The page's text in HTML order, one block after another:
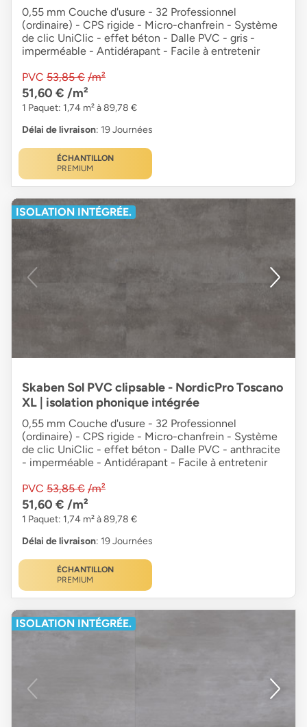
0,55 mm Couche d'usure - 32 Professionnel
(ordinaire) - CPS rigide - Micro-chanfrein - Système
de clic UniClic - effet béton - Dalle PVC - gris -
imperméable - Antidérapant - Facile à entretenir
PVC 53,85 € /m²
51,60 € /m²
1 Paquet: 1,74 m² à 89,78 €
Délai de livraison: 19 Journées
ÉCHANTILLON
PREMIUM
ISOLATION INTÉGRÉE.
Skaben Sol PVC clipsable - NordicPro Toscano
XL | isolation phonique intégrée
0,55 mm Couche d'usure - 32 Professionnel
(ordinaire) - CPS rigide - Micro-chanfrein - Système
de clic UniClic - effet béton - Dalle PVC - anthracite
- imperméable - Antidérapant - Facile à entretenir
PVC 53,85 € /m²
51,60 € /m²
1 Paquet: 1,74 m² à 89,78 €
Délai de livraison: 19 Journées
ÉCHANTILLON
PREMIUM
ISOLATION INTÉGRÉE.